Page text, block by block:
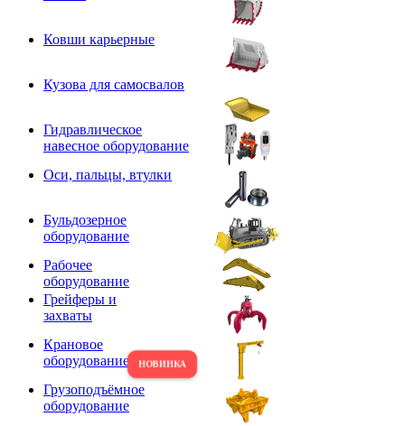
Ковши карьерные
Кузова для самосвалов
Гидравлическое
навесное оборудование
Оси, пальцы, втулки
Бульдозерное
оборудование
Рабочее
оборудование
Грейферы и
захваты
Крановое
оборудование
Грузоподъёмное
оборудование